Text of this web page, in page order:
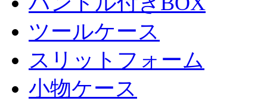
ツールケース
スリットフォーム
小物ケース